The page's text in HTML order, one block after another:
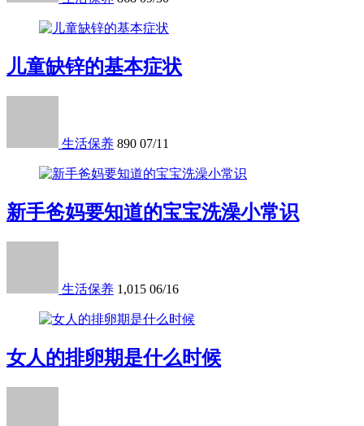
儿童缺锌的基本症状
生活保养 890 07/11
新手爸妈要知道的宝宝洗澡小常识
生活保养 1,015 06/16
女人的排卵期是什么时候